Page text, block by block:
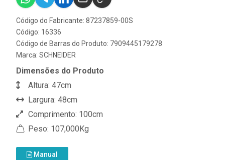
Código do Fabricante: 87237859-00S
Código: 16336
Código de Barras do Produto: 7909445179278
Marca: SCHNEIDER
Dimensões do Produto
Altura: 47cm
Largura: 48cm
Comprimento: 100cm
Peso: 107,000Kg
Manual